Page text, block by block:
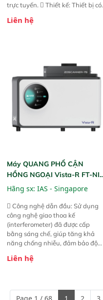
trực tuyến.  Thiết kế: Thiết bị có
hỗ trợ tản nhiệt tăng cường và đã
liệu để tăng chỉ số ROI cho doanh
nghiệp.
Liên hệ
Máy QUANG PHỔ CẬN
HỒNG NGOẠI Vista-R FT-
(Vista-R FT-NIR Analyzer)
Hãng sx: IAS - Singapore
 Công nghệ dẫn đầu: Sử dụng
công nghệ giao thoa kế
(interferometer) đã được cấp
bằng sáng chế, giúp tăng khả
năng chống nhiễu, đảm bảo độ
Phạm vi ứng dụng rộng: Đáp ứng
ngành công nghiệp khác nhau. 
Độ nhạy cao: Trang bị đầu dò
Liên hệ